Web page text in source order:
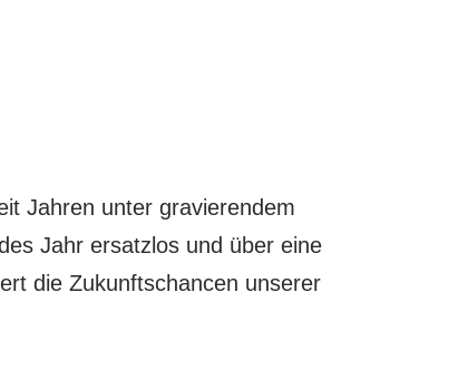
Jahren unter gravierendem
Jahr ersatzlos und über eine
die Zukunftschancen unserer